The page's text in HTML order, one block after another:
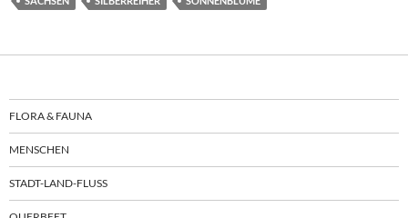
FLORA & FAUNA
MENSCHEN
STADT-LAND-FLUSS